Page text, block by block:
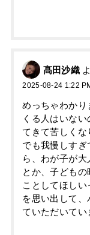
髙田沙織
2025-08-24 1:22
めっちゃわかり
くる人はいな
てきて苦しく
でも我慢しすぎ
ら、わが子が
とか、子ども
ことしてほし
を思い出して
ていただいてい